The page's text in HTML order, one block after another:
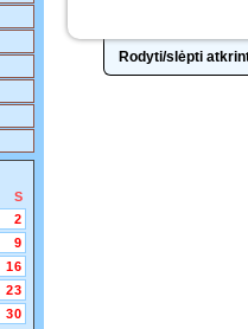
S
2
9
16
23
30
Rodyti/slėpti